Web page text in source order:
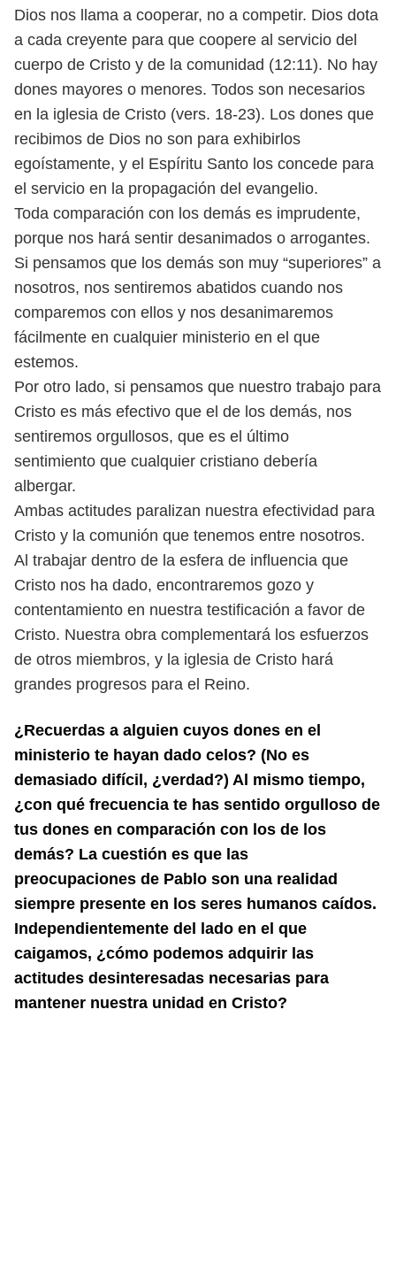
Dios nos llama a cooperar, no a competir. Dios dota
a cada creyente para que coopere al servicio del
cuerpo de Cristo y de la comunidad (12:11). No hay
dones mayores o menores. Todos son necesarios
en la iglesia de Cristo (vers. 18-23). Los dones que
recibimos de Dios no son para exhibirlos
egoístamente, y el Espíritu Santo los concede para
el servicio en la propagación del evangelio.
Toda comparación con los demás es imprudente,
porque nos hará sentir desanimados o arrogantes.
Si pensamos que los demás son muy “superiores” a
nosotros, nos sentiremos abatidos cuando nos
comparemos con ellos y nos desanimaremos
fácilmente en cualquier ministerio en el que
estemos.
Por otro lado, si pensamos que nuestro trabajo para
Cristo es más efectivo que el de los demás, nos
sentiremos orgullosos, que es el último
sentimiento que cualquier cristiano debería
albergar.
Ambas actitudes paralizan nuestra efectividad para
Cristo y la comunión que tenemos entre nosotros.
Al trabajar dentro de la esfera de influencia que
Cristo nos ha dado, encontraremos gozo y
contentamiento en nuestra testificación a favor de
Cristo. Nuestra obra complementará los esfuerzos
de otros miembros, y la iglesia de Cristo hará
grandes progresos para el Reino.
¿Recuerdas a alguien cuyos dones en el
ministerio te hayan dado celos? (No es
demasiado difícil, ¿verdad?) Al mismo tiempo,
¿con qué frecuencia te has sentido orgulloso de
tus dones en comparación con los de los
demás? La cuestión es que las
preocupaciones de Pablo son una realidad
siempre presente en los seres humanos caídos.
Independientemente del lado en el que
caigamos, ¿cómo podemos adquirir las
actitudes desinteresadas necesarias para
mantener nuestra unidad en Cristo?